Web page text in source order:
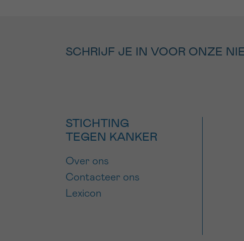
SCHRIJF JE IN VOOR ONZE
STICHTING
TEGEN KANKER
Over ons
Contacteer ons
Lexicon